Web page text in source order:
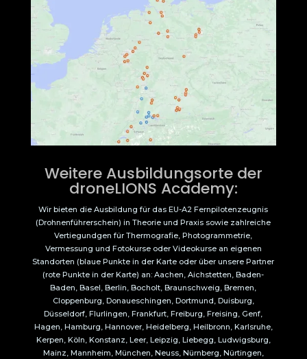
Weitere Ausbildungsorte der
droneLIONS Academy:
Wir bieten die Ausbildung für das EU-A2 Fernpilotenzeugnis
(Drohnenführerschein) in Theorie und Praxis sowie zahlreiche
Vertiegundgen für Thermografie, Photogrammetrie,
Vermessung und Fotokurse oder Videokurse an eigenen
Standorten (blaue Punkte in der Karte oder über unsere Partner
(rote Punkte in der Karte) an: Aachen, Aichstetten, Baden-
Baden, Basel, Berlin, Bocholt, Braunschweig, Bremen,
Cloppenburg, Donaueschingen, Dortmund, Duisburg,
Düsseldorf, Flurlingen, Frankfurt, Freiburg, Freising, Genf,
Hagen, Hamburg, Hannover, Heidelberg, Heilbronn, Karlsruhe,
Kerpen, Köln, Konstanz, Leer, Leipzig, Liebegg, Ludwigsburg,
Mainz, Mannheim, München, Neuss, Nürnberg, Nürtingen,